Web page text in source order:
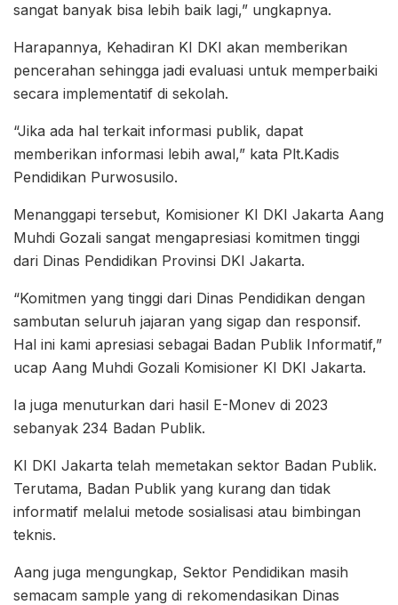
sangat banyak bisa lebih baik lagi,” ungkapnya.
Harapannya, Kehadiran KI DKI akan memberikan
pencerahan sehingga jadi evaluasi untuk memperbaiki
secara implementatif di sekolah.
“Jika ada hal terkait informasi publik, dapat
memberikan informasi lebih awal,” kata Plt.Kadis
Pendidikan Purwosusilo.
Menanggapi tersebut, Komisioner KI DKI Jakarta Aang
Muhdi Gozali sangat mengapresiasi komitmen tinggi
dari Dinas Pendidikan Provinsi DKI Jakarta.
“Komitmen yang tinggi dari Dinas Pendidikan dengan
sambutan seluruh jajaran yang sigap dan responsif.
Hal ini kami apresiasi sebagai Badan Publik Informatif,”
ucap Aang Muhdi Gozali Komisioner KI DKI Jakarta.
Ia juga menuturkan dari hasil E-Monev di 2023
sebanyak 234 Badan Publik.
KI DKI Jakarta telah memetakan sektor Badan Publik.
Terutama, Badan Publik yang kurang dan tidak
informatif melalui metode sosialisasi atau bimbingan
teknis.
Aang juga mengungkap, Sektor Pendidikan masih
semacam sample yang di rekomendasikan Dinas